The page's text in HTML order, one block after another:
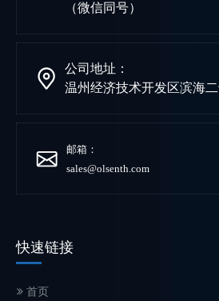
（微信同号）
公司地址：
温州经济技术开发区滨海
邮箱：
sales@olsenth.com
快速链接
首页